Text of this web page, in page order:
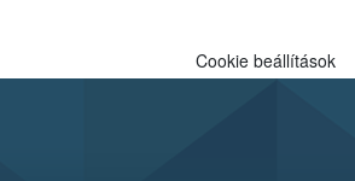
Cookie beállítások